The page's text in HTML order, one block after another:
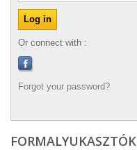
Or connect with :
Forgot your password?
FORMALYUKASZTÓK